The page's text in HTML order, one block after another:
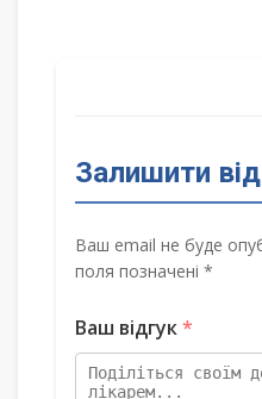
Залишити
Ваш email не буде
поля позначені *
Ваш відгук*